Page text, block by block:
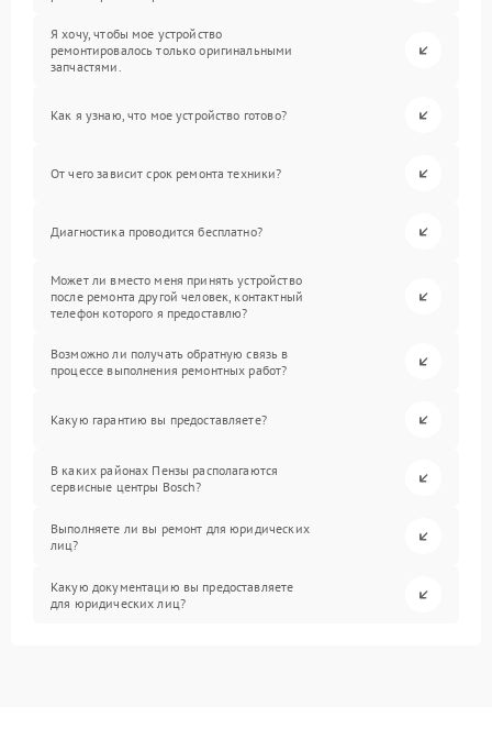
Я хочу, чтобы мое устройство
ремонтировалось только оригинальными
запчастями.
Как я узнаю, что мое устройство готово?
От чего зависит срок ремонта техники?
Диагностика проводится бесплатно?
Может ли вместо меня принять устройство
после ремонта другой человек, контактный
телефон которого я предоставлю?
Возможно ли получать обратную связь в
процессе выполнения ремонтных работ?
Какую гарантию вы предоставляете?
В каких районах Пензы располагаются
сервисные центры Bosch?
Выполняете ли вы ремонт для юридических
лиц?
Какую документацию вы предоставляете
для юридических лиц?